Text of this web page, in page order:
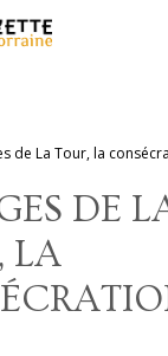
de La Tour, la
DE
LA